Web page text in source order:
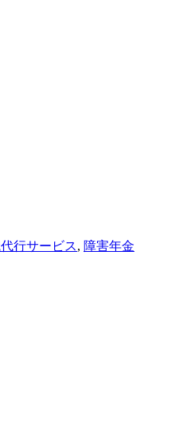
行サービス, 障害年金